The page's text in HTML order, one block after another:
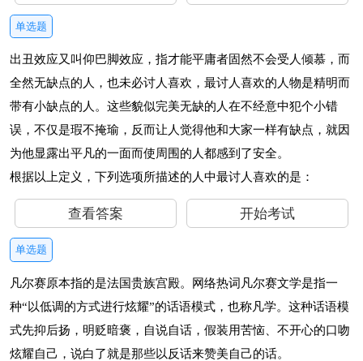
单选题
出丑效应又叫仰巴脚效应，指才能平庸者固然不会受人倾慕，而
全然无缺点的人，也未必讨人喜欢，最讨人喜欢的人物是精明而
带有小缺点的人。这些貌似完美无缺的人在不经意中犯个小错
误，不仅是瑕不掩瑜，反而让人觉得他和大家一样有缺点，就因
为他显露出平凡的一面而使周围的人都感到了安全。
根据以上定义，下列选项所描述的人中最讨人喜欢的是：
查看答案 开始考试
单选题
凡尔赛原本指的是法国贵族宫殿。网络热词凡尔赛文学是指一
种“以低调的方式进行炫耀”的话语模式，也称凡学。这种话语模
式先抑后扬，明贬暗褒，自说自话，假装用苦恼、不开心的口吻
炫耀自己，说白了就是那些以反话来赞美自己的话。